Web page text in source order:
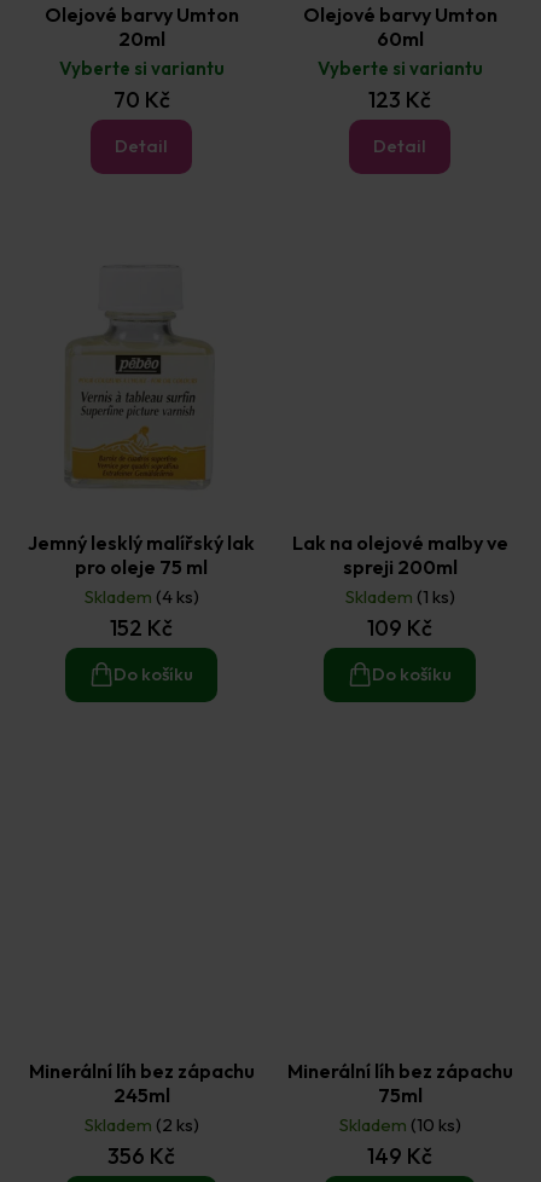
Olejové barvy Umton
20ml
Vyberte si variantu
70 Kč
Detail
Olejové barvy Umton
60ml
Vyberte si variantu
123 Kč
Detail
Jemný lesklý malířský lak
pro oleje 75 ml
Skladem (4 ks)
152 Kč
Do košíku
Lak na olejové malby ve
spreji 200ml
Skladem (1 ks)
109 Kč
Do košíku
Minerální líh bez zápachu
245ml
Skladem (2 ks)
356 Kč
Minerální líh bez zápachu
75ml
Skladem (10 ks)
149 Kč